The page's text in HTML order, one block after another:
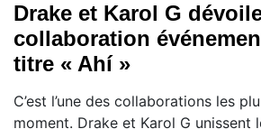
Drake et Karol G
collaboration
titre « Ahí »
C’est l’une des collaborations les
moment. Drake et Karol G unissent